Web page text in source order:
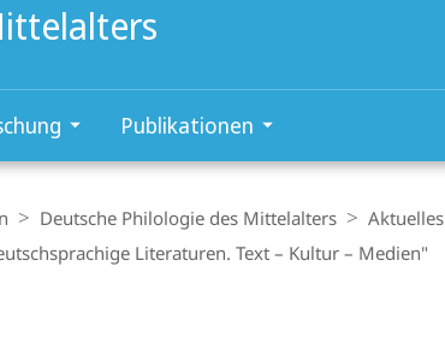
Publikationen
Deutsche Philologie des Mittelalters Aktuelles
Literaturen. Text – Kultur – Medien"